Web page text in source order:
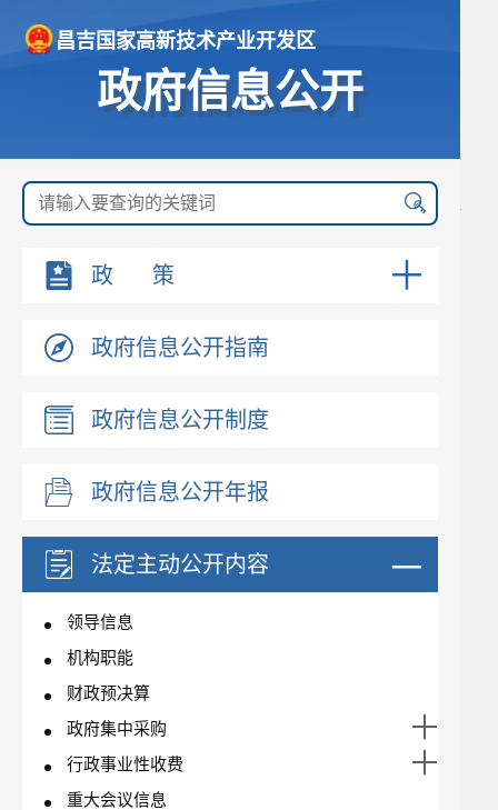
昌吉国家高新技术产业开发区
政府信息公开
政 策
政府信息公开指南
政府信息公开制度
政府信息公开年报
法定主动公开内容
领导信息
机构职能
财政预决算
政府集中采购
行政事业性收费
重大会议信息